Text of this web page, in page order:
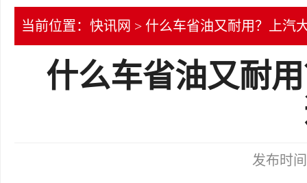
当前位置： 快讯网 > 什么车省油又耐用？上汽
什么车省油又耐
发布时